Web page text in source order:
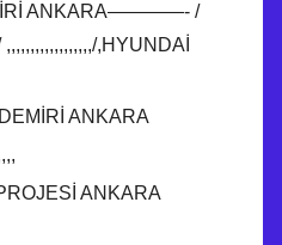
ANKARA————- /
,HYUNDAİ
ANKARA
ANKARA